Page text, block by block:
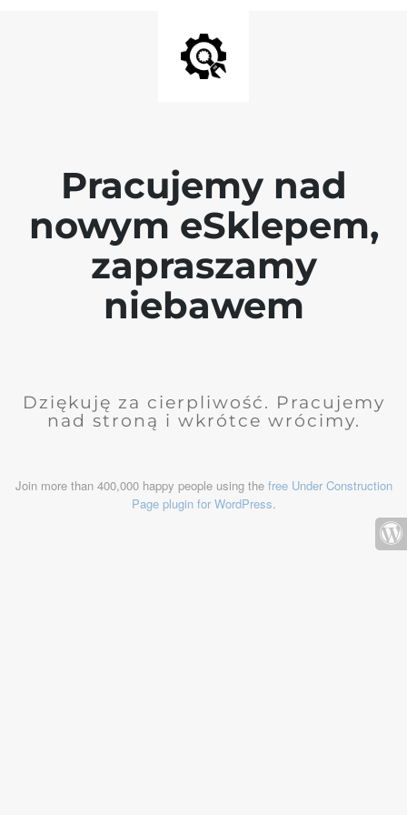
Pracujemy nad
nowym eSklepem,
zapraszamy
niebawem
Dziękuję za cierpliwość. Pracujemy
nad stroną i wkrótce wrócimy.
Join more than 400,000 happy people using the free Under Construction
Page plugin for WordPress.